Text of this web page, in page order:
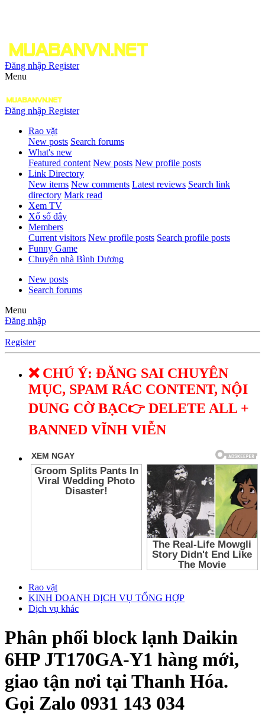
Đăng nhập Register
Menu
Đăng nhập Register
Rao vặt
New posts Search forums
What's new
Featured content New posts New profile posts
Link Directory
New items New comments Latest reviews Search link
directory Mark read
Xem TV
Xổ số đây
Members
Current visitors New profile posts Search profile posts
Funny Game
Chuyển nhà Bình Dương
New posts
Search forums
Menu
Đăng nhập
Register
❌ CHÚ Ý: ĐĂNG SAI CHUYÊN
MỤC, SPAM RÁC CONTENT, NỘI
DUNG CỜ BẠC👉 DELETE ALL +
BANNED VĨNH VIỄN
Rao vặt
KINH DOANH DỊCH VỤ TỔNG HỢP
Dịch vụ khác
Phân phối block lạnh Daikin
6HP JT170GA-Y1 hàng mới,
giao tận nơi tại Thanh Hóa.
Gọi Zalo 0931 143 034